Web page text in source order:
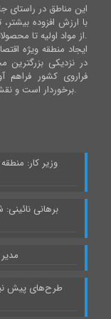
این مناطق در راستای
با ارزش افزوده
از مواد اولیه تا محصولات نهایی و افزایش صادرات غیرنفتی ایجاد شده اند.
ایجاد منطقه ویژه
در نزدیکی
فراروی کشور فراهم
برخوردار است و نقش بارزی در صنعتی شدن استان فارس ایفا می کند.
وزیر کار:
برهانی
طرح‌های پیش